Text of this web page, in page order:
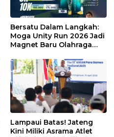
Bersatu Dalam Langkah:
Moga Unity Run 2026 Jadi
Magnet Baru Olahraga
Lampaui Batas! Jateng
Kini Miliki Asrama Atlet